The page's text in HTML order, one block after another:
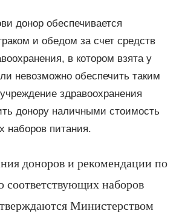
донор обеспечивается
и обедом за счет средств
в котором взята у
невозможно обеспечить таким
здравоохранения
донору наличными стоимость
наборов питания.
доноров и рекомендации по
соответствующих наборов
Министерством